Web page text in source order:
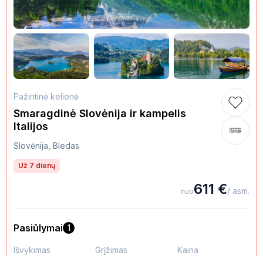
Pažintinė kelionė
Smaragdinė Slovėnija ir kampelis
Italijos
Slovėnija, Bledas
Už 7 dienų
nuo611 €/ asm.
Pasiūlymai 1
Išvykimas Grįžimas Kaina